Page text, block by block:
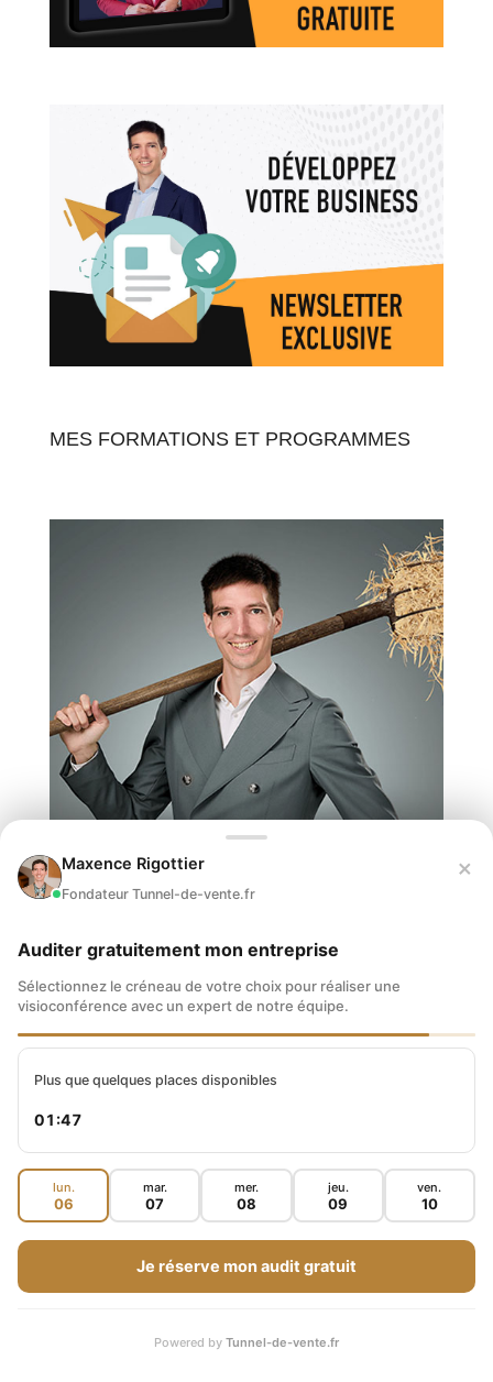
MES FORMATIONS ET PROGRAMMES
Maxence Rigottier
Fondateur Tunnel-de-vente.fr
×
Auditer gratuitement mon entreprise
Sélectionnez le créneau de votre choix pour réaliser une
visioconférence avec un expert de notre équipe.
Plus que quelques places disponibles
01:46
lun.
06
mar.
07
mer.
08
jeu.
09
ven.
10
Je réserve mon audit gratuit
Powered by Tunnel-de-vente.fr